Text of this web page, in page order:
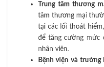
Trung tâm thương
tâm thương mại
tại các lối thoát
để tăng cường mức
nhân viên.
Bệnh viện và trường